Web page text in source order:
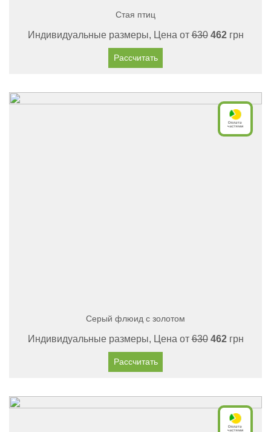
Стая птиц
Индивидуальные размеры, Цена от630 462грн
Рассчитать
Серый флюид с золотом
Индивидуальные размеры, Цена от630 462грн
Рассчитать